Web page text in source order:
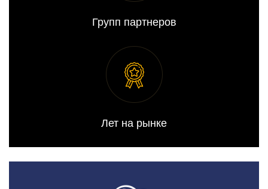
Групп партнеров
Лет на рынке